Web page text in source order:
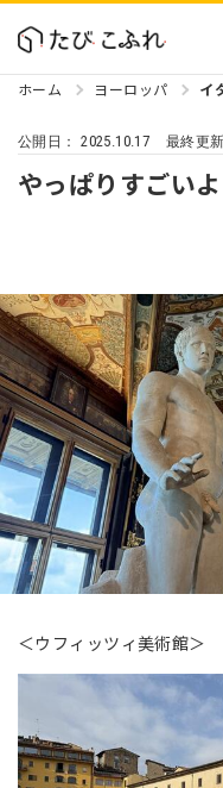
ホーム ヨーロッパ イ
公開日：2025.10.17 最終更
やっぱりすごい
＜ウフィッツィ美術館＞